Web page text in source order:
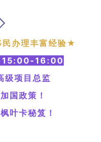
办理丰富经验★
15:00-16:00
级项目总监
国政策！
叶卡秘笈！